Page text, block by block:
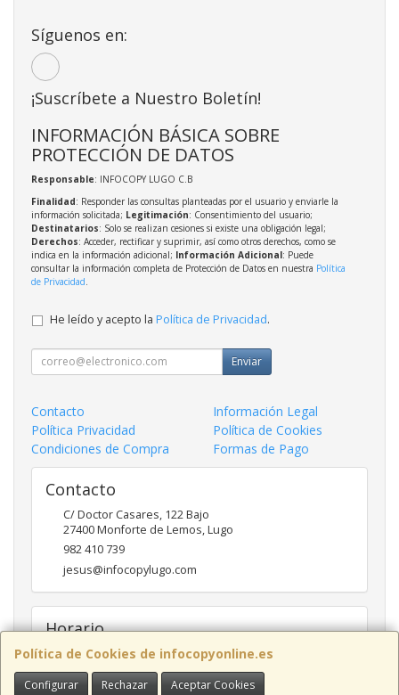
Política de Cookies de infocopyonline.es
Configurar Rechazar Aceptar Cookies
Síguenos en:
¡Suscríbete a Nuestro Boletín!
INFORMACIÓN BÁSICA SOBRE
PROTECCIÓN DE DATOS
Responsable: INFOCOPY LUGO C.B
Finalidad: Responder las consultas planteadas por el usuario y enviarle la
información solicitada; Legitimación: Consentimiento del usuario;
Destinatarios: Solo se realizan cesiones si existe una obligación legal;
Derechos: Acceder, rectificar y suprimir, así como otros derechos, como se
indica en la información adicional; Información Adicional: Puede
consultar la información completa de Protección de Datos en nuestra Política
de Privacidad
He leído y acepto la Política de Privacidad.
Enviar
Contacto
Información Legal
Política Privacidad
Política de Cookies
Condiciones de Compra
Formas de Pago
Contacto
C/ Doctor Casares, 122 Bajo
27400Monforte de Lemos,Lugo
982 410 739
jesus@infocopylugo.com
Horario
10:00 - 13:30 16:30 - 20:00